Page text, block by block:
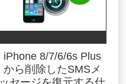
iPhone 8/7/6/6s Plus
から削除したSMSメ